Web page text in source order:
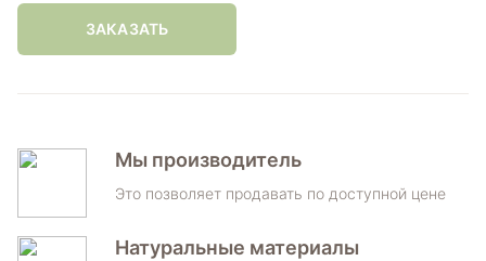
ЗАКАЗАТЬ
Мы производитель
Это позволяет продавать по доступной цене
Натуральные материалы